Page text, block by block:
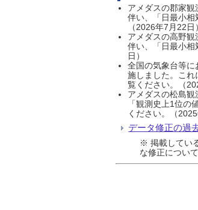
アメダスの郡家
伴い、「日最小相
（2026年7月22日）
アメダスの高野
伴い、「日最小
日）
全国の気象台等
施しました。これ
覧ください。（
アメダスの松島
「観測史上1位
ください。（2025
データ修正の過
※ 掲載してい
な修正につい